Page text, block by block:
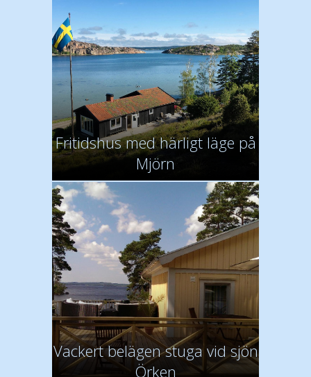
Fritidshus med härligt läge på
Mjörn
Vackert belägen stuga vid sjön
Örken